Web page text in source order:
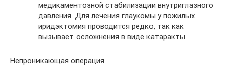
медикаментозной стабилизации внутриглазного
давления. Для лечения глаукомы у пожилых
иридэктомия проводится редко, так как
вызывает осложнения в виде катаракты.
Непроникающая операция